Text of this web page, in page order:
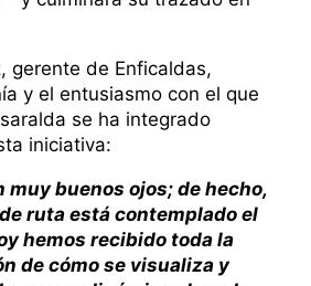
gerente de Enficaldas,
y el entusiasmo con el que
se ha integrado
iniciativa:
muy buenos ojos; de hecho,
ruta está contemplado el
hemos recibido toda la
de cómo se visualiza y